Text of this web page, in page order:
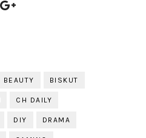
BEAUTY BISKUT
CH DAILY
DIY DRAMA